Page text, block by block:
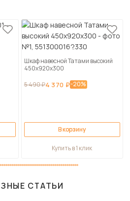
Шкаф навесной Татами высокий
450х920х300
5 490 ₽4 370 ₽-20%
В корзину
Купить в 1 клик
СТАТЬИ